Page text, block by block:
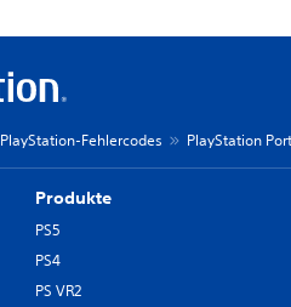
PlayStation-Fehlercodes PlayStation
Produkte
PS5
PS4
PS VR2